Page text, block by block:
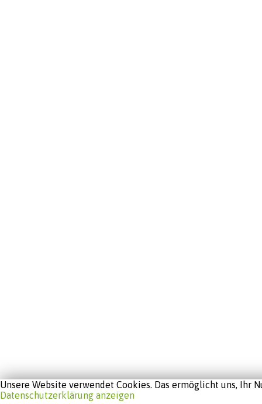
Unsere Website verwendet Cookies. Das ermöglicht uns,
Datenschutzerklärung anzeigen